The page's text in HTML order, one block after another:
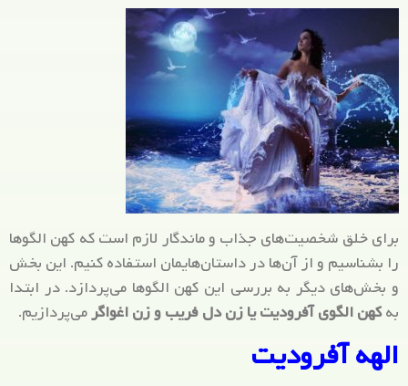
برای خلق شخصیت‌های جذاب و ماندگار لازم است که کهن الگوها
را بشناسیم و از آن‌ها در داستان‌هایمان استفاده کنیم. این بخش
و بخش‌های دیگر به بررسی این کهن الگوها می‌پردازد. در ابتدا
بهکهن الگوی آفرودیت یا زن دل فریب و زن اغواگرمی‌پردازیم.
الهه آفرودیت